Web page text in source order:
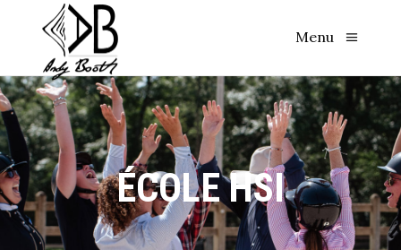
Menu
ÉCOLE HSI